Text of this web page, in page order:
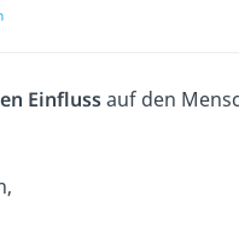
Einflussauf den